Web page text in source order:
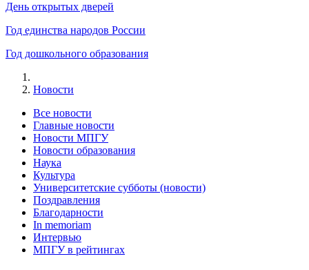
День открытых дверей
Год единства народов России
Год дошкольного образования
Новости
Все новости
Главные новости
Новости МПГУ
Новости образования
Наука
Культура
Университетские субботы (новости)
Поздравления
Благодарности
In memoriam
Интервью
МПГУ в рейтингах